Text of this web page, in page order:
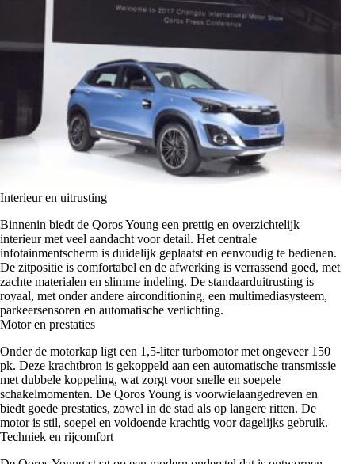
Interieur en uitrusting
Binnenin biedt de Qoros Young een prettig en overzichtelijk
interieur met veel aandacht voor detail. Het centrale
infotainmentscherm is duidelijk geplaatst en eenvoudig te bedienen.
De zitpositie is comfortabel en de afwerking is verrassend goed, met
zachte materialen en slimme indeling. De standaarduitrusting is
royaal, met onder andere airconditioning, een multimediasysteem,
parkeersensoren en automatische verlichting.
Motor en prestaties
Onder de motorkap ligt een 1,5-liter turbomotor met ongeveer 150
pk. Deze krachtbron is gekoppeld aan een automatische transmissie
met dubbele koppeling, wat zorgt voor snelle en soepele
schakelmomenten. De Qoros Young is voorwielaangedreven en
biedt goede prestaties, zowel in de stad als op langere ritten. De
motor is stil, soepel en voldoende krachtig voor dagelijks gebruik.
Techniek en rijcomfort